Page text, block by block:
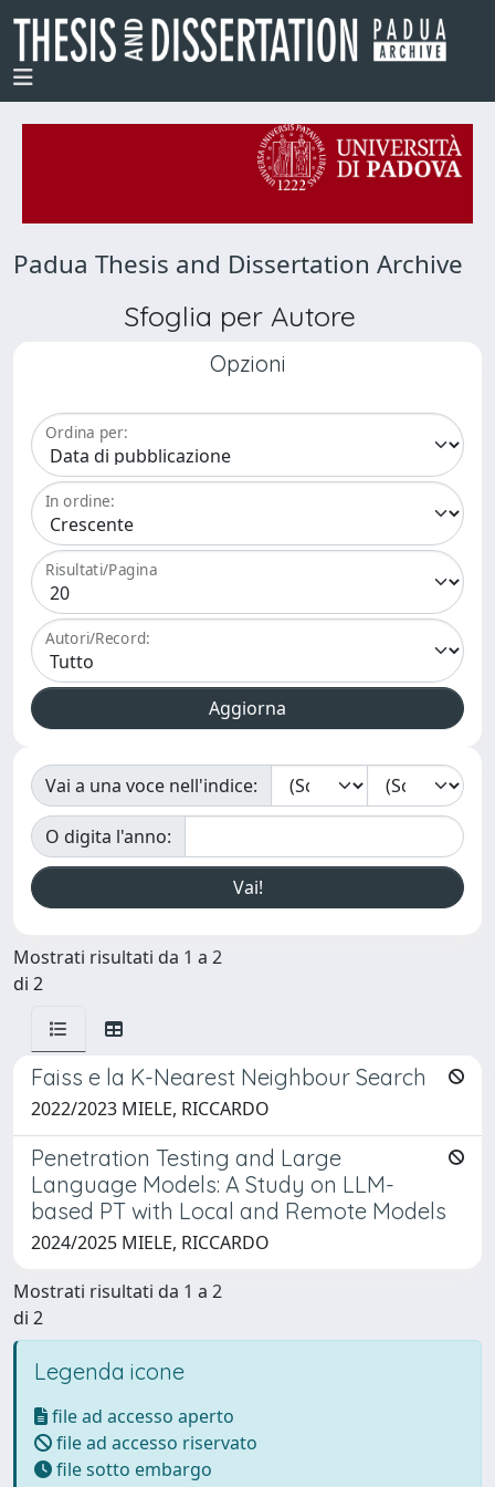
Padua Thesis and Dissertation Archive
Sfoglia per Autore
Opzioni
Ordina per:
In ordine:
Risultati/Pagina
Autori/Record:
Vai a una voce nell'indice:
O digita l'anno:
Mostrati risultati da 1 a 2
di 2
Faiss e la K-Nearest Neighbour Search
2022/2023 MIELE, RICCARDO
Penetration Testing and Large
Language Models: A Study on LLM-
based PT with Local and Remote Models
2024/2025 MIELE, RICCARDO
Mostrati risultati da 1 a 2
di 2
Legenda icone
file ad accesso aperto
file ad accesso riservato
file sotto embargo